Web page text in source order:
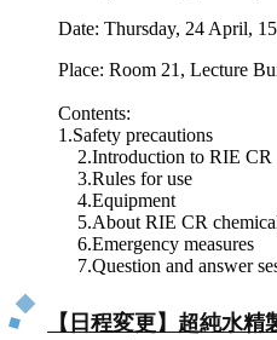
Date: Thursday, 24 April,
Place: Room 21, Lecture
Contents:
1.Safety precautions
2.Introduction to RIE CR
3.Rules for use
4.Equipment
5.About RIE CR
6.Emergency measures
7.Question and answer
【日程変更】超純水